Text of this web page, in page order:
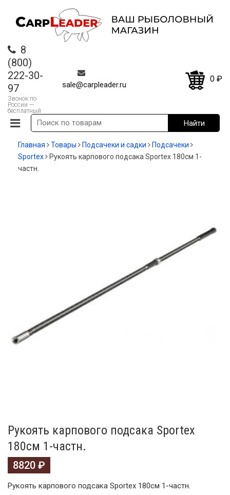
8
(800)
222-30-
97
Звонок по
России —
бесплатный
sale@carpleader.ru
0 ₽
Главная Товары Подсачеки и садки
Подсачеки
Sportex
Рукоять карпового подсака Sportex 180см 1-
частн.
Рукоять карпового подсака Sportex
180см 1-частн.
8820 ₽
Рукоять карпового подсака Sportex 180см 1-частн.